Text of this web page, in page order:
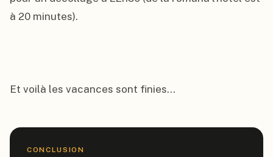
à 20 minutes).
Et voilà les vacances sont finies...
CONCLUSION